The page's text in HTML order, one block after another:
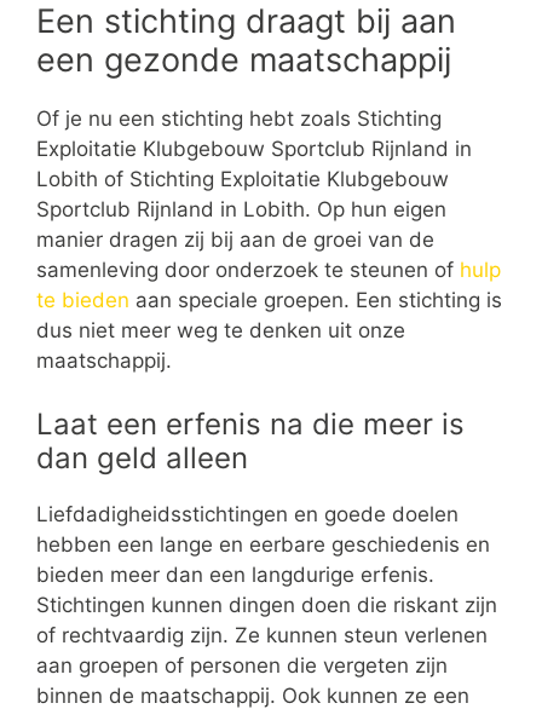
Een stichting draagt bij aan
een gezonde maatschappij
Of je nu een stichting hebt zoals Stichting
Exploitatie Klubgebouw Sportclub Rijnland in
Lobith of Stichting Exploitatie Klubgebouw
Sportclub Rijnland in Lobith. Op hun eigen
manier dragen zij bij aan de groei van de
samenleving door onderzoek te steunen of hulp
te bieden aan speciale groepen. Een stichting is
dus niet meer weg te denken uit onze
maatschappij.
Laat een erfenis na die meer is
dan geld alleen
Liefdadigheidsstichtingen en goede doelen
hebben een lange en eerbare geschiedenis en
bieden meer dan een langdurige erfenis.
Stichtingen kunnen dingen doen die riskant zijn
of rechtvaardig zijn. Ze kunnen steun verlenen
aan groepen of personen die vergeten zijn
binnen de maatschappij. Ook kunnen ze een